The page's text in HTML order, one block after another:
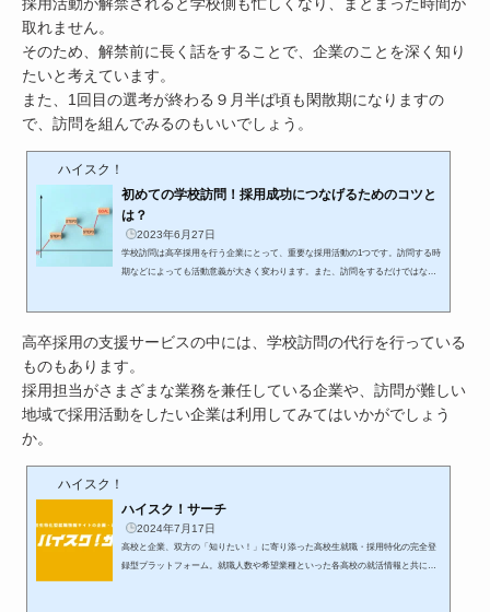
取れません。
そのため、解禁前に長く話をすることで、企業のことを深く知り
たいと考えています。
また、1回目の選考が終わる９月半ば頃も閑散期になりますの
で、訪問を組んでみるのもいいでしょう。
ハイスク！
初めての学校訪問！採用成功につなげるためのコツと
は？
2023年6月27日
学校訪問は高卒採用を行う企業にとって、重要な採用活動の1つです。訪問する時
期などによっても活動意義が大きく変わります。また、訪問をするだけではな
採用の学校訪問は、大卒採用の場合と大きく異なります。ここでは、学校訪問の
目的から、メリット・デメリットまでを詳しく見ていきましょう。高卒採...
高卒採用の支援サービスの中には、学校訪問の代行を行っている
ものもあります。
採用担当がさまざまな業務を兼任している企業や、訪問が難しい
地域で採用活動をしたい企業は利用してみてはいかがでしょう
か。
ハイスク！
ハイスク！サーチ
2024年7月17日
高校と企業、双方の「知りたい！」に寄り添った高校生就職・採用特化の完全登
録型プラットフォーム。就職人数や希望業種といった各高校の就活情報と共に、